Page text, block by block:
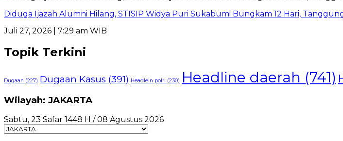
Diduga Ijazah Alumni Hilang, STISIP Widya Puri Sukabumi Bungkam 12 Hari,
Juli 27, 2026 | 7:29 am WIB
Topik Terkini
Dugaan (227) Dugaan Kasus (391) Headlein polri (230) Headline daerah (741)
Wilayah: JAKARTA
Sabtu, 23 Safar 1448 H / 08 Agustus 2026